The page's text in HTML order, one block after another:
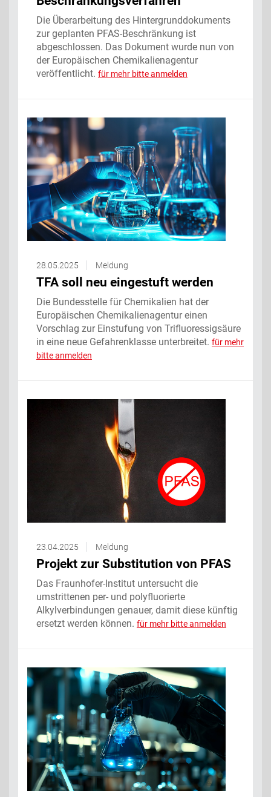
Die Überarbeitung des Hintergrunddokuments
zur geplanten PFAS-Beschränkung ist
abgeschlossen. Das Dokument wurde nun von
der Europäischen Chemikalienagentur
veröffentlicht. für mehr bitte anmelden
28.05.2025 Meldung
TFA soll neu eingestuft werden
Die Bundesstelle für Chemikalien hat der
Europäischen Chemikalienagentur einen
Vorschlag zur Einstufung von Trifluoressigsäure
in eine neue Gefahrenklasse unterbreitet. für mehr
bitte anmelden
23.04.2025 Meldung
Projekt zur Substitution von PFAS
Das Fraunhofer-Institut untersucht die
umstrittenen per- und polyfluorierte
Alkylverbindungen genauer, damit diese künftig
ersetzt werden können. für mehr bitte anmelden